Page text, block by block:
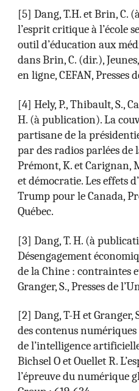
[5]Dang, T.H. et Brin, C.
l’esprit critique à l’école
outil d’éducation aux
dans Brin, C. (dir.),
en ligne, CEFAN,
[4]Hely, P., Thibault, S.,
H. (à publication). La
partisane de la
par des radios parlées de
Prémont, K. et Carignan,
et démocratie. Les effets
Trump pour le Canada,
Québec.
[3]Dang, T. H. (à
Désengagement
de la Chine : contraintes
Granger, S., Presses de
[2]Dang, T-H et Granger,
des contenus
de l’intelligence
Bichsel O et Ouellet R.
l’épreuve du numérique